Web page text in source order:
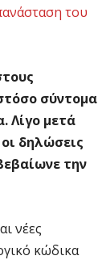
του
σύντομα
Λίγο μετά
δηλώσεις
την
νέες
κώδικα